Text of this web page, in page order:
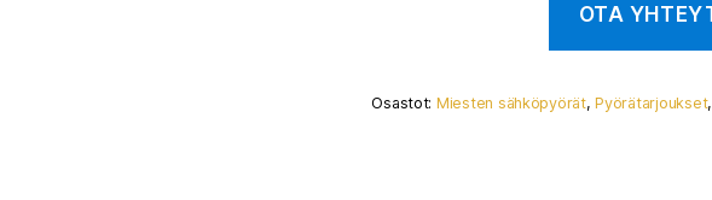
Osastot: Miesten sähköpyörät,Pyörätarjoukset,